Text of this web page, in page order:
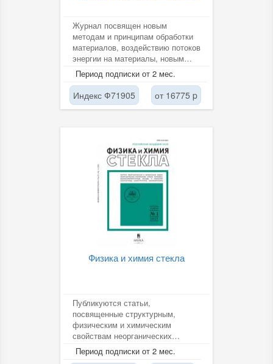
Журнал посвящен новым
методам и принципам обработки
материалов, воздействию потоков
энергии на материалы, новым
способам получения защитных
покрытий...
Период подписки от 2 мес.
Индекс Ф71905 от 16775 p
Физика и химия стекла
Публикуются статьи,
посвященные структурным,
физическим и химическим
свойствам неорганических
материалов (стекла, керамика,
наночастицы,...
Период подписки от 2 мес.